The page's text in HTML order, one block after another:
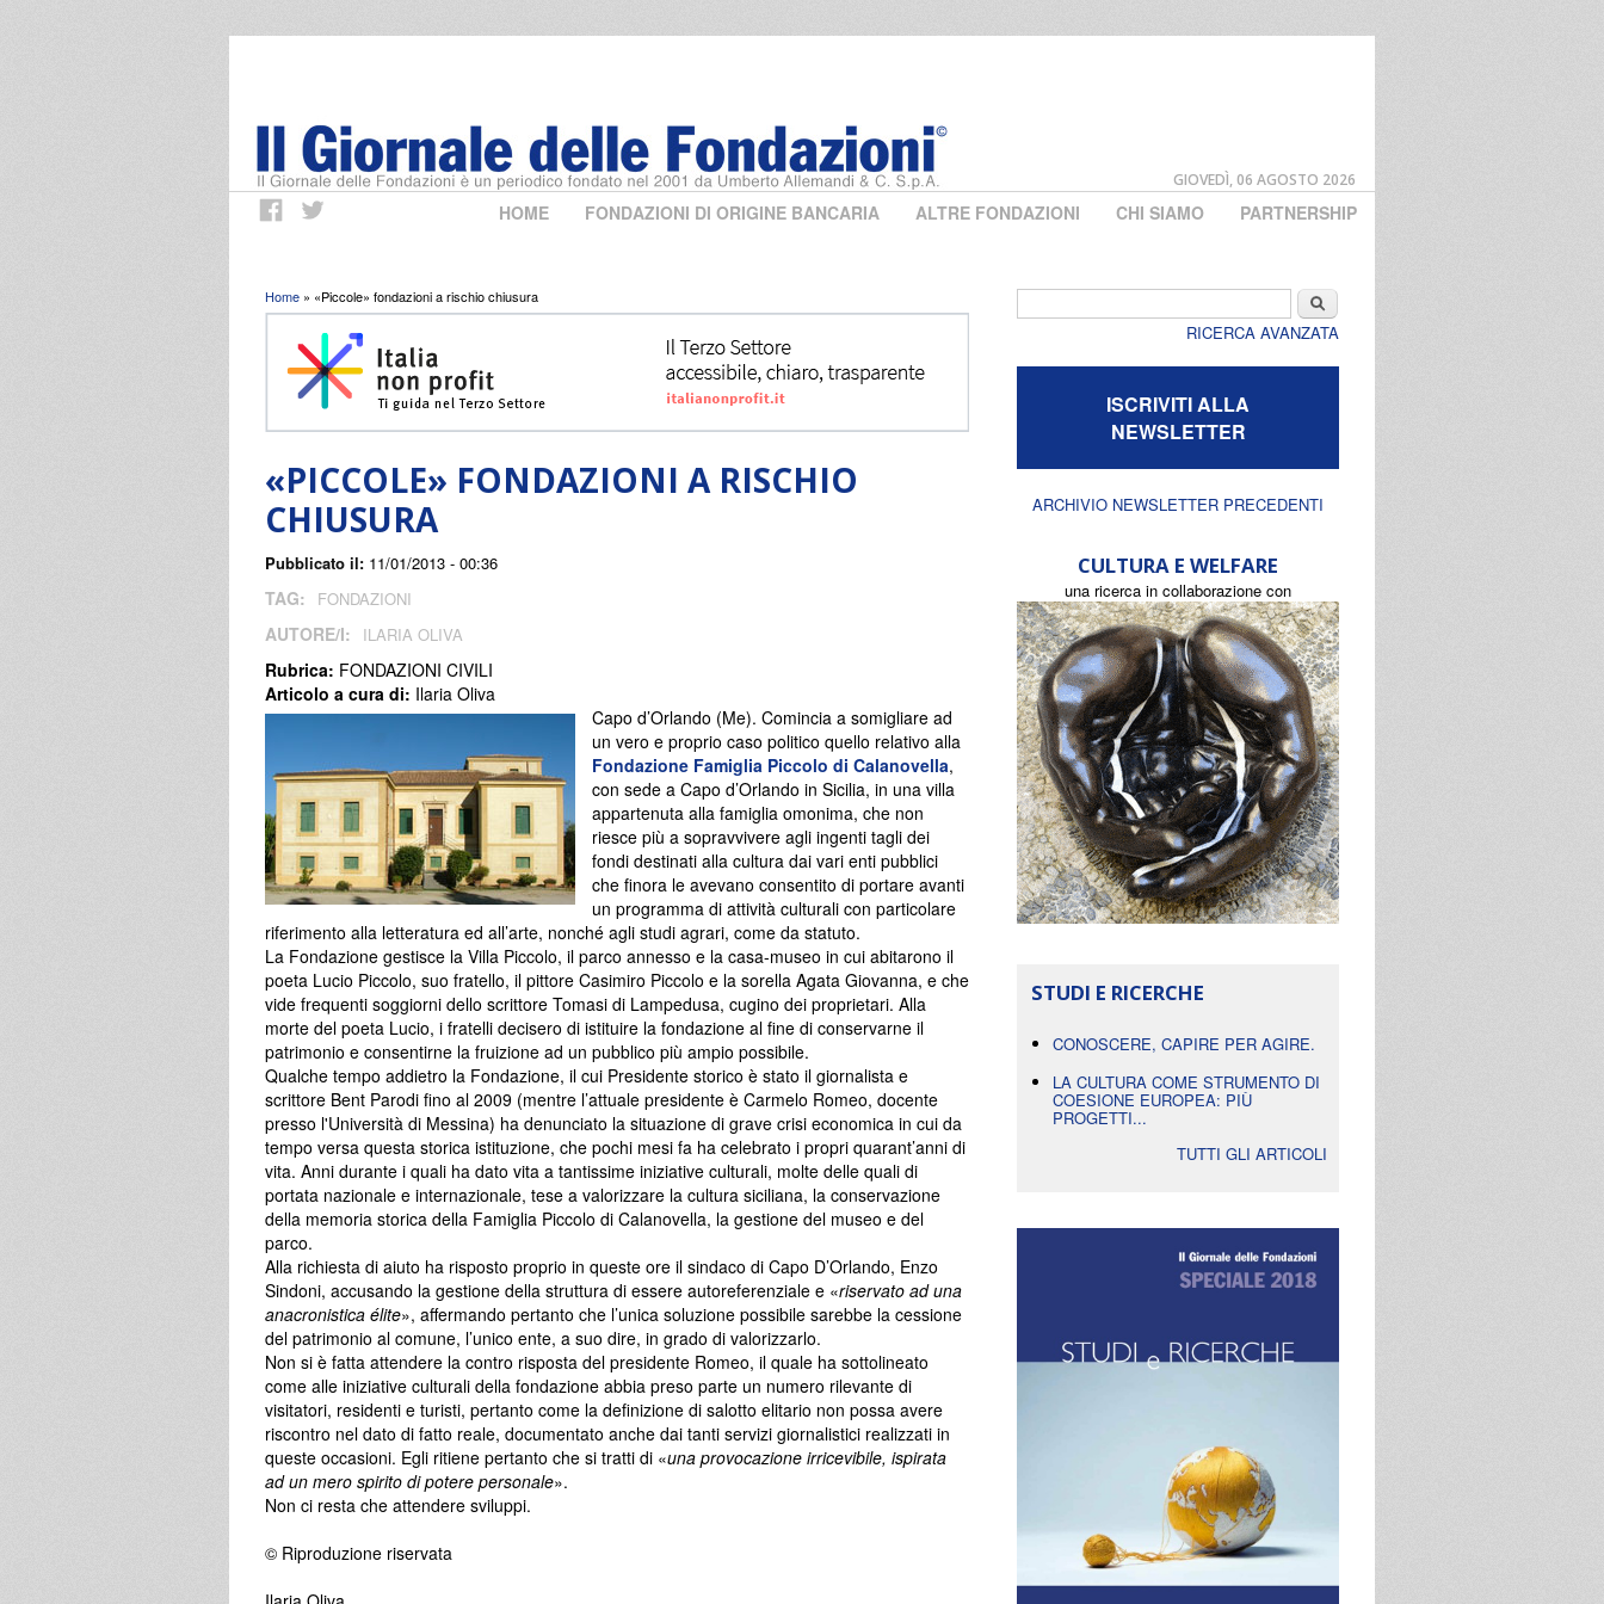
GIOVEDÌ, 06 AGOSTO 2026
HOME FONDAZIONI DI ORIGINE BANCARIA ALTRE FONDAZIONI CHI SIAMO PARTNERSHIP
Tu sei qui
Home » «Piccole» fondazioni a rischio chiusura
«PICCOLE» FONDAZIONI A RISCHIO
CHIUSURA
Pubblicato il: 11/01/2013 - 00:36
TAG: FONDAZIONI
AUTORE/I: ILARIA OLIVA
Rubrica: FONDAZIONI CIVILI
Articolo a cura di: Ilaria Oliva
Capo d’Orlando (Me). Comincia a somigliare ad
un vero e proprio caso politico quello relativo alla
Fondazione Famiglia Piccolo di Calanovella,
con sede a Capo d’Orlando in Sicilia, in una villa
appartenuta alla famiglia omonima, che non
riesce più a sopravvivere agli ingenti tagli dei
fondi destinati alla cultura dai vari enti pubblici
che finora le avevano consentito di portare avanti
un programma di attività culturali con particolare
riferimento alla letteratura ed all’arte, nonché agli studi agrari, come da statuto.
La Fondazione gestisce la Villa Piccolo, il parco annesso e la casa-museo in cui abitarono il
poeta Lucio Piccolo, suo fratello, il pittore Casimiro Piccolo e la sorella Agata Giovanna, e che
vide frequenti soggiorni dello scrittore Tomasi di Lampedusa, cugino dei proprietari. Alla
morte del poeta Lucio, i fratelli decisero di istituire la fondazione al fine di conservarne il
patrimonio e consentirne la fruizione ad un pubblico più ampio possibile.
Qualche tempo addietro la Fondazione, il cui Presidente storico è stato il giornalista e
scrittore Bent Parodi fino al 2009 (mentre l’attuale presidente è Carmelo Romeo, docente
presso l'Università di Messina) ha denunciato la situazione di grave crisi economica in cui da
tempo versa questa storica istituzione, che pochi mesi fa ha celebrato i propri quarant’anni di
vita. Anni durante i quali ha dato vita a tantissime iniziative culturali, molte delle quali di
portata nazionale e internazionale, tese a valorizzare la cultura siciliana, la conservazione
della memoria storica della Famiglia Piccolo di Calanovella, la gestione del museo e del
parco.
Alla richiesta di aiuto ha risposto proprio in queste ore il sindaco di Capo D’Orlando, Enzo
Sindoni, accusando la gestione della struttura di essere autoreferenziale e «riservato ad una
anacronistica élite», affermando pertanto che l’unica soluzione possibile sarebbe la cessione
del patrimonio al comune, l’unico ente, a suo dire, in grado di valorizzarlo.
Non si è fatta attendere la contro risposta del presidente Romeo, il quale ha sottolineato
come alle iniziative culturali della fondazione abbia preso parte un numero rilevante di
visitatori, residenti e turisti, pertanto come la definizione di salotto elitario non possa avere
riscontro nel dato di fatto reale, documentato anche dai tanti servizi giornalistici realizzati in
queste occasioni. Egli ritiene pertanto che si tratti di «una provocazione irricevibile, ispirata
ad un mero spirito di potere personale».
Non ci resta che attendere sviluppi.
© Riproduzione riservata
Cerca
RICERCA AVANZATA
ISCRIVITI ALLA
NEWSLETTER
ARCHIVIO NEWSLETTER PRECEDENTI
CULTURA E WELFARE
una ricerca in collaborazione con
STUDI E RICERCHE
CONOSCERE, CAPIRE PER AGIRE.
LA CULTURA COME STRUMENTO DI
COESIONE EUROPEA: PIÙ
PROGETTI...
TUTTI GLI ARTICOLI